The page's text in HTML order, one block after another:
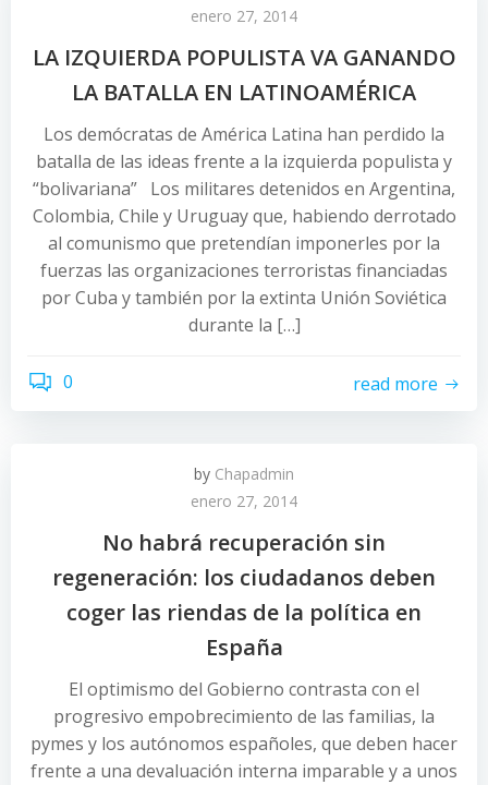
enero 27, 2014
LA IZQUIERDA POPULISTA VA GANANDO
LA BATALLA EN LATINOAMÉRICA
Los demócratas de América Latina han perdido la
batalla de las ideas frente a la izquierda populista y
“bolivariana” Los militares detenidos en Argentina,
Colombia, Chile y Uruguay que, habiendo derrotado
al comunismo que pretendían imponerles por la
fuerzas las organizaciones terroristas financiadas
por Cuba y también por la extinta Unión Soviética
durante la […]
0 read more
by Chapadmin
enero 27, 2014
No habrá recuperación sin
regeneración: los ciudadanos deben
coger las riendas de la política en
España
El optimismo del Gobierno contrasta con el
progresivo empobrecimiento de las familias, la
pymes y los autónomos españoles, que deben hacer
frente a una devaluación interna imparable y a unos